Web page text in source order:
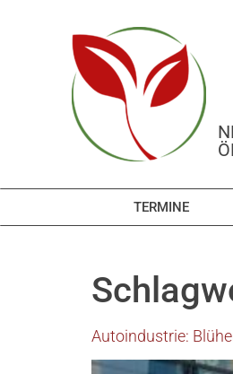
TERMINE
Autoindustrie: